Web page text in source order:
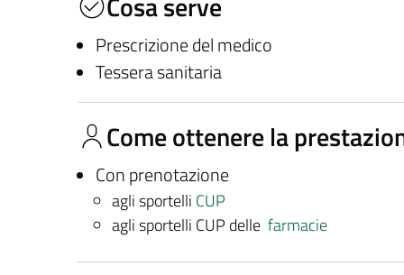
Prescrizione del medico
Tessera sanitaria
Come ottenere la
Con prenotazione
agli sportelli CUP
agli sportelli CUP delle farmacie